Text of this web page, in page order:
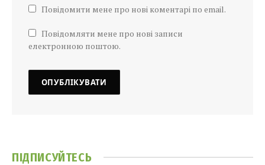
Повідомити мене про нові коментарі по email.
Повідомляти мене про нові записи
електронною поштою.
ПІДПИСУЙТЕСЬ